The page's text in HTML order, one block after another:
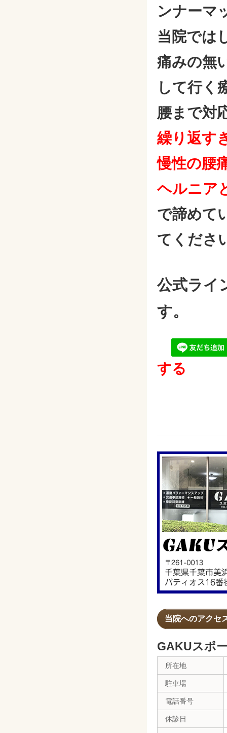
ンナーマ
当院では
痛みの無
して行く
腰まで対
繰り返す
慢性の腰
ヘルニア
で諦めて
てくださ
公式ライ
す。
する
当院へのアクセ
GAKUスポ
所在地
駐車場
電話番号
休診日